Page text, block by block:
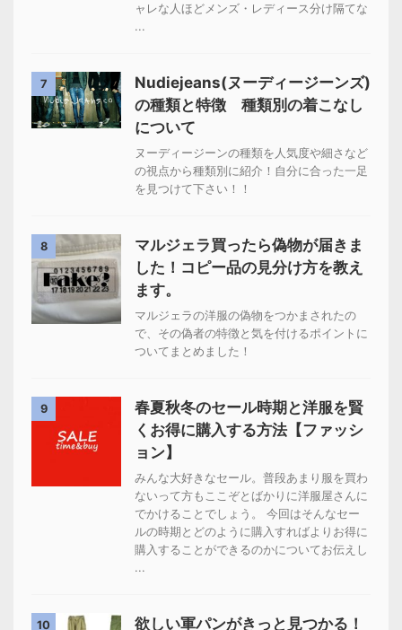
ャレな人ほどメンズ・レディース分け隔てな
...
7
Nudiejeans(ヌーディージーンズ)
の種類と特徴 種類別の着こなし
について
ヌーディージーンの種類を人気度や細さなど
の視点から種類別に紹介！自分に合った一足
を見つけて下さい！！
8
マルジェラ買ったら偽物が届きま
した！コピー品の見分け方を教え
ます。
マルジェラの洋服の偽物をつかまされたの
で、その偽者の特徴と気を付けるポイントに
ついてまとめました！
9
春夏秋冬のセール時期と洋服を賢
くお得に購入する方法【ファッシ
ョン】
みんな大好きなセール。普段あまり服を買わ
ないって方もここぞとばかりに洋服屋さんに
でかけることでしょう。 今回はそんなセー
ルの時期とどのように購入すればよりお得に
購入することができるのかについてお伝えし
...
10 欲しい軍パンがきっと見つかる！